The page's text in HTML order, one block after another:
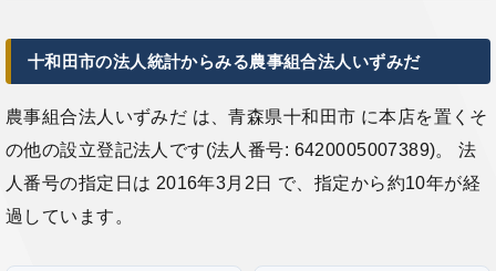
十和田市の法人統計からみる農事組合法人いずみだ
農事組合法人いずみだ は、青森県十和田市 に本店を置くそ
の他の設立登記法人です(法人番号: 6420005007389)。 法
人番号の指定日は 2016年3月2日 で、指定から約10年が経
過しています。